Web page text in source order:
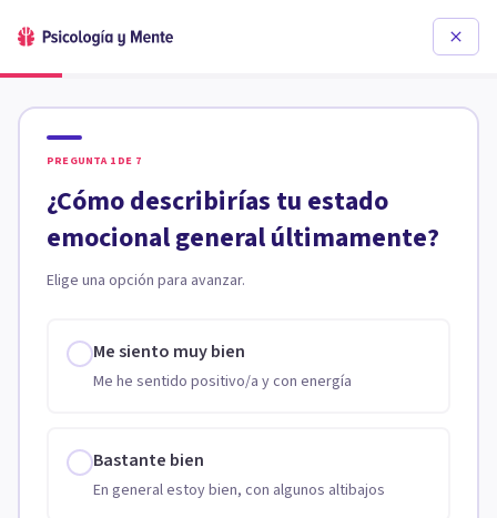
PREGUNTA 1 DE 7
¿Cómo describirías tu estado
emocional general últimamente?
Elige una opción para avanzar.
Me siento muy bien
Me he sentido positivo/a y con energía
Bastante bien
En general estoy bien, con algunos altibajos